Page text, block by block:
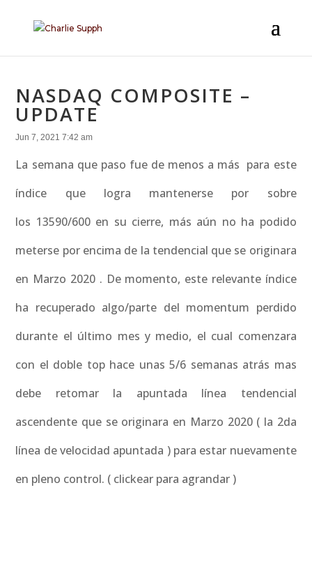
NASDAQ COMPOSITE –
UPDATE
Jun 7, 2021 7:42 am
La semana que paso fue de menos a más para este
índice que logra mantenerse por sobre
los 13590/600 en su cierre, más aún no ha podido
meterse por encima de la tendencial que se originara
en Marzo 2020 . De momento, este relevante índice
ha recuperado algo/parte del momentum perdido
durante el último mes y medio, el cual comenzara
con el doble top hace unas 5/6 semanas atrás mas
debe retomar la apuntada línea tendencial
ascendente que se originara en Marzo 2020 ( la 2da
línea de velocidad apuntada ) para estar nuevamente
en pleno control. ( clickear para agrandar )